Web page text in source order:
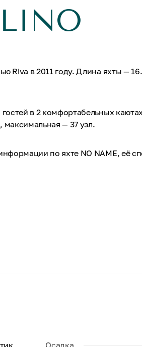
Riva в 2011 году. Длина яхты —
в 2 комфортабельных
максимальная — 37 узл.
по яхте NO NAME, её
Осадка